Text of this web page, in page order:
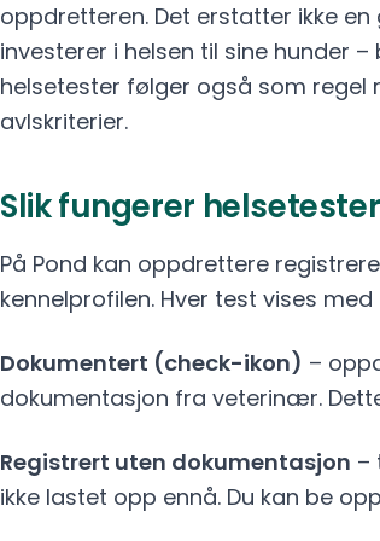
oppdretteren. Det erstatter ikke
investerer i helsen til sine hunder
helsetester følger også som regel
avlskriterier.
Slik fungerer
På Pond kan oppdrettere
kennelprofilen. Hver test vises
Dokumentert (check-ikon) –
dokumentasjon fra veterinær.
Registrert uten dokumentasjon –
ikke lastet opp ennå. Du kan be